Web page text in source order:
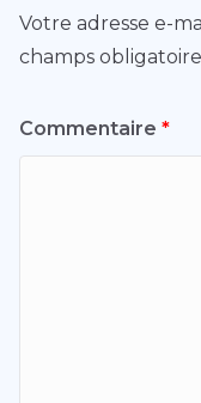
Votre adresse e-
champs
Commentaire *